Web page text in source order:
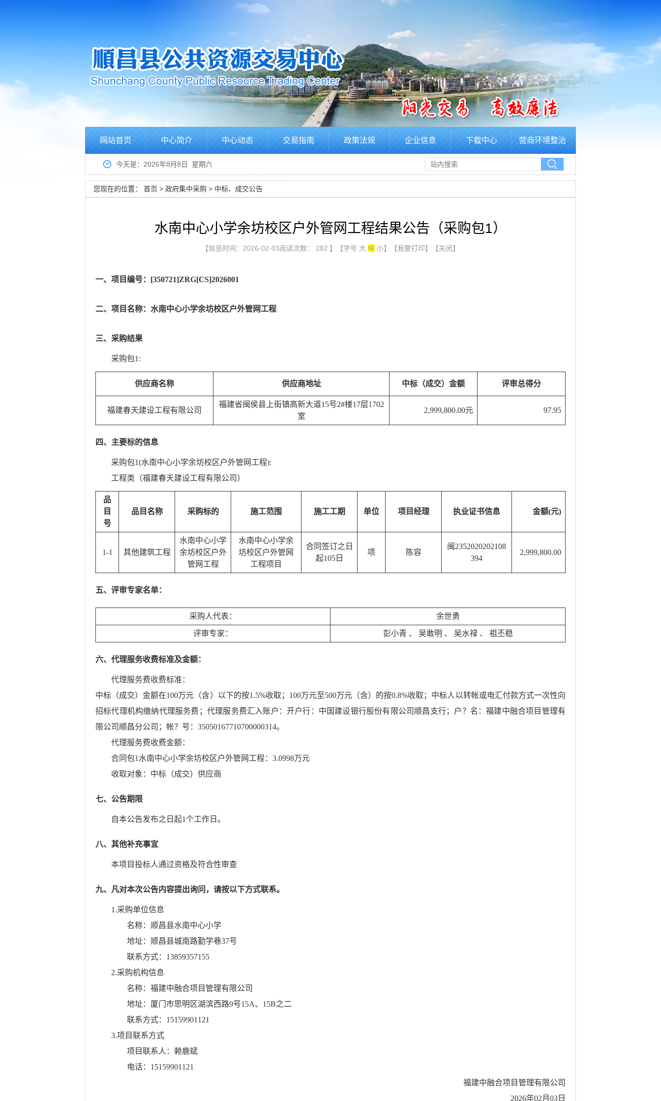
网站首页 中心简介 中心动态 交易指南 政策法规 企业信息 下载中心 营商环境整治
今天是：2026年8月8日 星期六
您现在的位置： 首页 > 政府集中采购 > 中标、成交公告
水南中心小学余坊校区户外管网工程结果公告（采购包1）
【信息时间：2026-02-03阅读次数： 282 】【字号 大 中 小】 【我要打印】 【关闭】
一、项目编号：[350721]ZRG[CS]2026001
二、项目名称：水南中心小学余坊校区户外管网工程
三、采购结果
采购包1:
供应商名称 供应商地址 中标（成交）金额 评审总得分
福建春天建设工程有限公司
福建省闽侯县上街镇高新大道15号2#楼17层1702
室
2,999,800.00元 97.95
四、主要标的信息
采购包1(水南中心小学余坊校区户外管网工程):
工程类（福建春天建设工程有限公司）
品
目
号
品目名称 采购标的 施工范围 施工工期 单位 项目经理 执业证书信息 金额(元)
1-1 其他建筑工程
水南中心小学
余坊校区户外
管网工程
水南中心小学余
坊校区户外管网
工程项目
合同签订之日
起105日
项 陈容
闽2352020202108
394
2,999,800.00
五、评审专家名单：
采购人代表： 余世勇
评审专家： 彭小青 、 吴敢明 、 吴水禄 、 祖丕稳
六、代理服务收费标准及金额：
代理服务费收费标准：
中标（成交）金额在100万元（含）以下的按1.5%收取；100万元至500万元（含）的按0.8%收取；中标人以转帐或电汇付款方式一次性向
招标代理机构缴纳代理服务费；代理服务费汇入账户：开户行：中国建设银行股份有限公司顺昌支行；户？名：福建中融合项目管理有
限公司顺昌分公司；帐？号：35050167710700000314。
代理服务费收费金额：
合同包1水南中心小学余坊校区户外管网工程：3.0998万元
收取对象：中标（成交）供应商
七、公告期限
自本公告发布之日起1个工作日。
八、其他补充事宜
本项目投标人通过资格及符合性审查
九、凡对本次公告内容提出询问，请按以下方式联系。
1.采购单位信息
名称： 顺昌县水南中心小学
地址： 顺昌县城南路勤学巷37号
联系方式： 13859357155
2.采购机构信息
名称： 福建中融合项目管理有限公司
地址： 厦门市思明区湖滨西路9号15A、15B之二
联系方式： 15159901121
3.项目联系方式
项目联系人： 赖鹿斌
电话： 15159901121
福建中融合项目管理有限公司
2026年02月03日